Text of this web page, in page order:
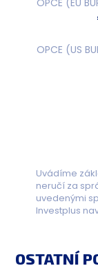
OPCE (US
Uvádíme
neručí za
uvedenými
Investplus
OSTATNÍ